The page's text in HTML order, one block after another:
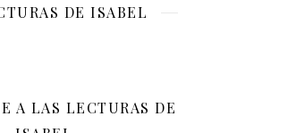
DE ISABEL
A LAS LECTURAS DE